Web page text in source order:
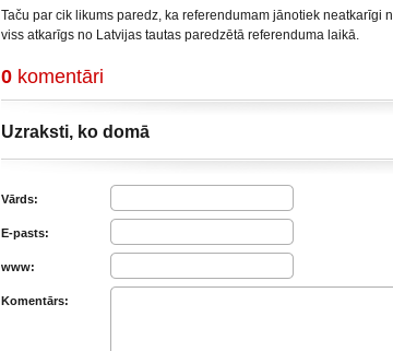
Taču par cik likums paredz, ka referendumam jānotiek neatkarīgi
viss atkarīgs no Latvijas tautas paredzētā referenduma laikā.
0 komentāri
Uzraksti, ko domā
Vārds:
E-pasts:
www:
Komentārs: